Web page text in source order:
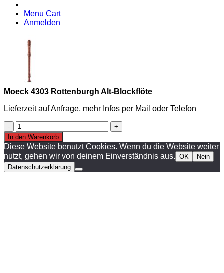
Menu Cart
Anmelden
Moeck 4303 Rottenburgh Alt-Blockflöte
Lieferzeit auf Anfrage, mehr Infos per Mail oder Telefon
Moeck
4303
Rottenburgh
Alt-
Blockflöte
Menge
In den Warenkorb
Diese Website benutzt Cookies. Wenn du die Website weiter
nutzt, gehen wir von deinem Einverständnis aus. OK
Nein
Datenschutzerklärung